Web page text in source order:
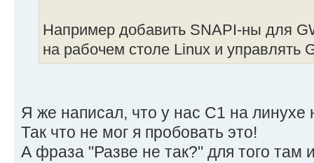
Например добавить SNAPI-ны для
на рабочем столе Linux и управлять
Я же написал, что у нас С1 на линухе
Так что не мог я пробовать это!
А фраза "Разве не так?" для того там